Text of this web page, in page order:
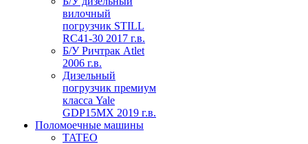
вилочный
погрузчик STILL
RC41-30 2017 г.в.
Б/У Ричтрак Atlet
2006 г.в.
Дизельный
погрузчик премиум
класса Yale
GDP15MX 2019 г.в.
Поломоечные машины
TATEO